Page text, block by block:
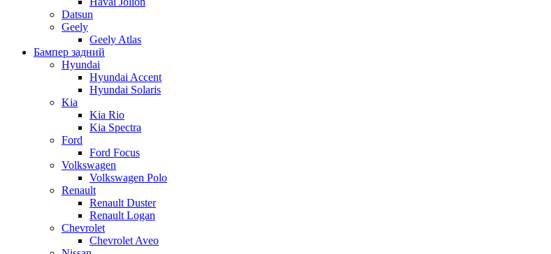
Datsun
Geely
Geely Atlas
Бампер задний
Hyundai
Hyundai Accent
Hyundai Solaris
Kia
Kia Rio
Kia Spectra
Ford
Ford Focus
Volkswagen
Volkswagen Polo
Renault
Renault Duster
Renault Logan
Chevrolet
Chevrolet Aveo